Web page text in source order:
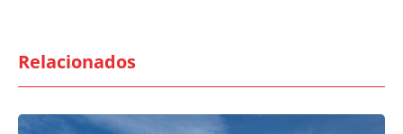
Relacionados